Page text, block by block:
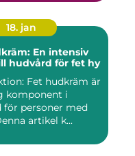
18. jan
En intensiv
hudvård för fet hy
är
komponent i
för personer med
artikel k...